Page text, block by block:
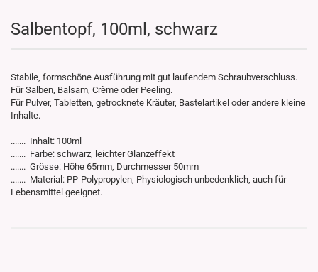
Salbentopf, 100ml, schwarz
Stabile, formschöne Ausführung mit gut laufendem Schraubverschluss.
Für Salben, Balsam, Crème oder Peeling.
Für Pulver, Tabletten, getrocknete Kräuter, Bastelartikel oder andere kleine
Inhalte.
....... Inhalt: 100ml
....... Farbe: schwarz, leichter Glanzeffekt
....... Grösse: Höhe 65mm, Durchmesser 50mm
....... Material: PP-Polypropylen, Physiologisch unbedenklich, auch für
Lebensmittel geeignet.